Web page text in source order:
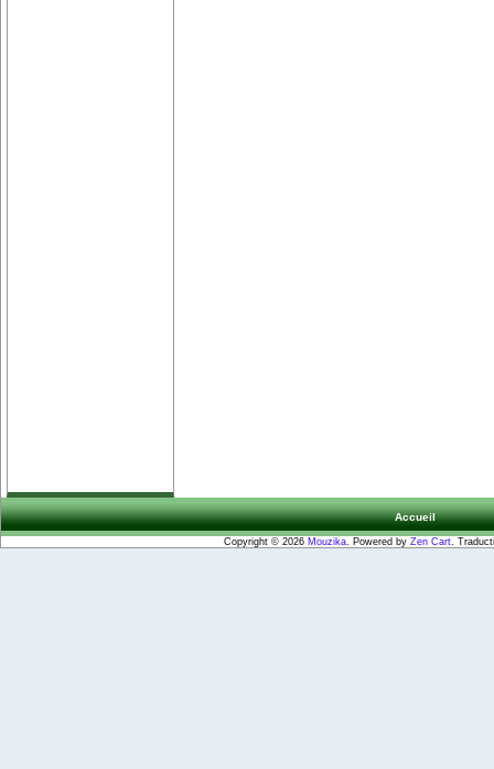
Accueil
Copyright © 2026 Mouzika. Powered by Zen Cart.